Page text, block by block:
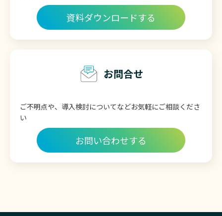
資料ダウンロードする
お問合せ
ご不明点や、導入検討についてなどお気軽にご相談くださ
い
お問い合わせする